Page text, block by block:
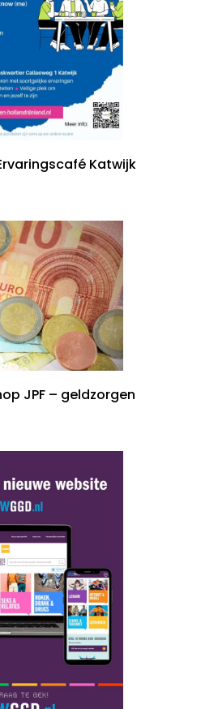
Katwijk
JPF – geldzorgen